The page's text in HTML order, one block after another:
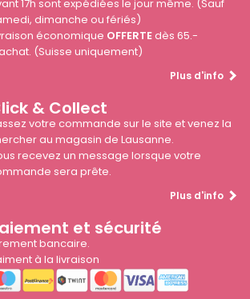
17h sont expédiées le jour même. (Sauf
dimanche ou fériés)
économique OFFERTEdès 65.-
(Suisse uniquement)
Plus d'info
& Collect
votre commande sur le site et venez la
au magasin de Lausanne.
recevez un message lorsque votre
sera prête.
Plus d'info
et sécurité
bancaire.
à la livraison